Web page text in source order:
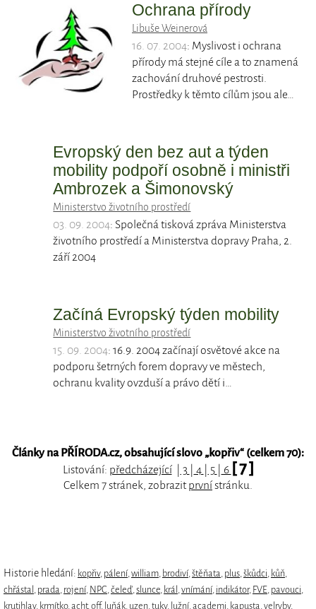
Ochrana přírody
Libuše Weinerová
16. 07. 2004: Myslivost i ochrana
přírody má stejné cíle a to znamená
zachování druhové pestrosti.
Prostředky k těmto cílům jsou ale…
Evropský den bez aut a týden
mobility podpoří osobně i ministři
Ambrozek a Šimonovský
Ministerstvo životního prostředí
03. 09. 2004: Společná tisková zpráva Ministerstva
životního prostředí a Ministerstva dopravy Praha, 2.
září 2004
Začíná Evropský týden mobility
Ministerstvo životního prostředí
15. 09. 2004: 16.9. 2004 začínají osvětové akce na
podporu šetrných forem dopravy ve městech,
ochranu kvality ovzduší a právo dětí i…
Články na PŘÍRODA.cz, obsahující slovo „kopřiv“ (celkem 70):
Listování: předcházející| 3 4 5 6 [ 7 ]
Celkem 7 stránek, zobrazitprvnístránku.
Historie hledání: kopřiv, pálení,william, brodiví,štěňata, plus,škůdci, kůň,
chřástal , prada, rojení, NPC,čeleď,slunce, král ,vnímání, indikátor, FVE, pavouci,
krutihlav, krmítko,acht,off, luňák, uzen,tuky, lužní,academi, kapusta,velryby,